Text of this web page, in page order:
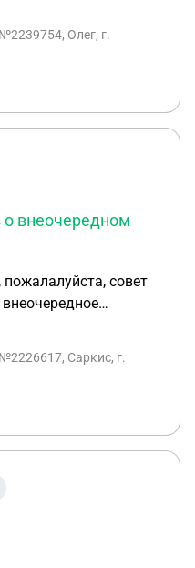
Как это сделать?
Олег, г.
внеочередном
совет
вопроса о
в новом составе.
должна
акционерам
Саркис, г.